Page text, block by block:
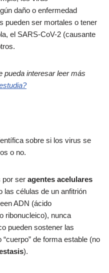
daño o enfermedad
pueden ser mortales o tener
el SARS-CoV-2 (causante
pueda interesar leer más
sobre si los virus se
o no.
por ser agentes acelulares
las células de un anfitrión
ADN (ácido
ribonucleico), nunca
pueden sostener las
de forma estable (no
).